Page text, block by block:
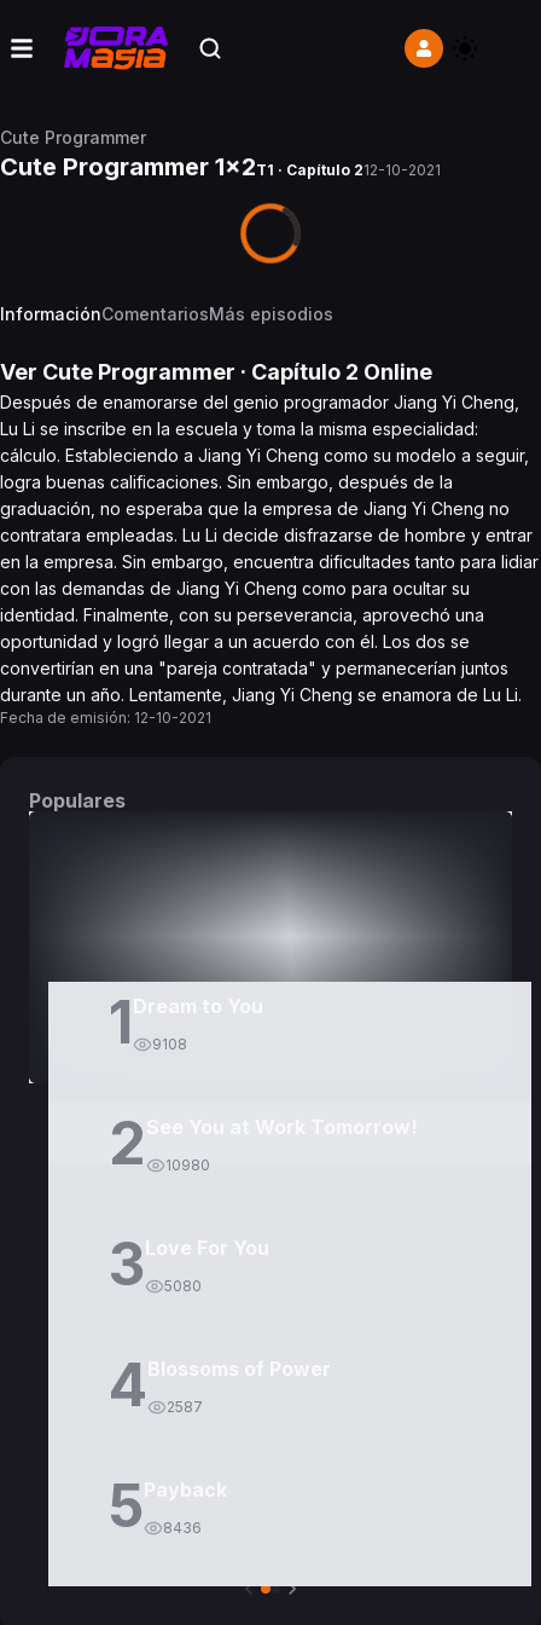
Cute Programmer
Cute Programmer 1x2T1 · Capítulo 212-10-2021
InformaciónComentariosMás episodios
Ver Cute Programmer · Capítulo 2 Online
Después de enamorarse del genio programador Jiang Yi Cheng,
Lu Li se inscribe en la escuela y toma la misma especialidad:
cálculo. Estableciendo a Jiang Yi Cheng como su modelo a seguir,
logra buenas calificaciones. Sin embargo, después de la
graduación, no esperaba que la empresa de Jiang Yi Cheng no
contratara empleadas. Lu Li decide disfrazarse de hombre y entrar
en la empresa. Sin embargo, encuentra dificultades tanto para lidiar
con las demandas de Jiang Yi Cheng como para ocultar su
identidad. Finalmente, con su perseverancia, aprovechó una
oportunidad y logró llegar a un acuerdo con él. Los dos se
convertirían en una "pareja contratada" y permanecerían juntos
durante un año. Lentamente, Jiang Yi Cheng se enamora de Lu Li.
Fecha de emisión: 12-10-2021
Populares
1 Dream to You
9108
2 10980
3Love For You
5080
4Blossoms of Power
2587
5Payback
8436